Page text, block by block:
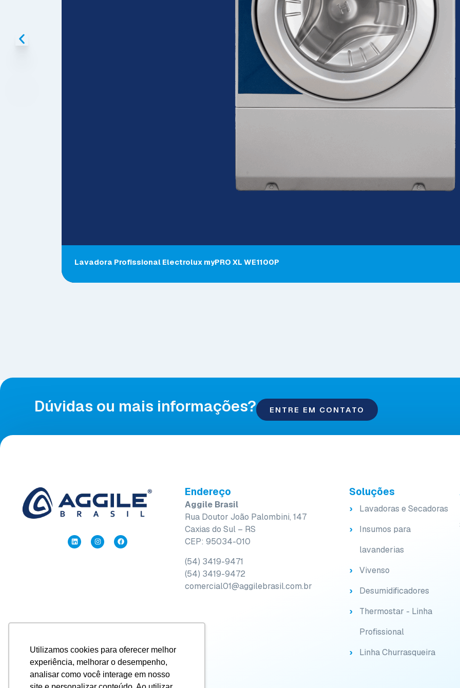
Utilizamos cookies para oferecer melhor
experiência, melhorar o desempenho,
analisar como você interage em nosso
Lavadora Profissional Electrolux myPRO XL WE1100P
Dúvidas ou mais informações? ENTRE EM CONTATO
Endereço
Aggile Brasil
Rua Doutor João Palombini, 147
Caxias do Sul – RS
CEP: 95034-010
(54) 3419-9471
(54) 3419-9472
comercial01@aggilebrasil.com.br
Soluções
Lavadoras e Secadoras
Insumos para
lavanderias
Vivenso
Desumidificadores
Thermostar - Linha
Profissional
Linha Churrasqueira